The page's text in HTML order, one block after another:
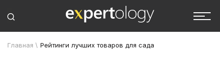
Главная \ Рейтинги лучших товаров для сада